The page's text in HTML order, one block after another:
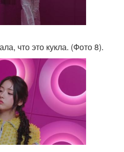
что это кукла. (Фото 8).